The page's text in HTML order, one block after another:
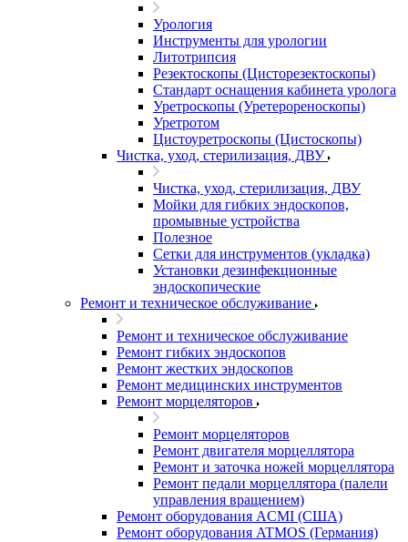
Урология
Инструменты для урологии
Литотрипсия
Резектоскопы (Цисторезектоскопы)
Стандарт оснащения кабинета уролога
Уретроскопы (Уретерореноскопы)
Уретротом
Цистоуретроскопы (Цистоскопы)
Чистка, уход, стерилизация, ДВУ
Чистка, уход, стерилизация, ДВУ
Мойки для гибких эндоскопов,
промывные устройства
Полезное
Сетки для инструментов (укладка)
Установки дезинфекционные
эндоскопические
Ремонт и техническое обслуживание
Ремонт и техническое обслуживание
Ремонт гибких эндоскопов
Ремонт жестких эндоскопов
Ремонт медицинских инструментов
Ремонт морцеляторов
Ремонт морцеляторов
Ремонт двигателя морцеллятора
Ремонт и заточка ножей морцеллятора
Ремонт педали морцеллятора (палели
управления вращением)
Ремонт оборудования ACMI (США)
Ремонт оборудования ATMOS (Германия)